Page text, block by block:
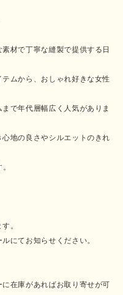
材で丁寧な縫製で提供する日
ムから、おしゃれ好きな女性
で年代層幅広く人気がありま
地の良さやシルエットのきれ
。
にてお知らせください。
在庫があればお取り寄せが可